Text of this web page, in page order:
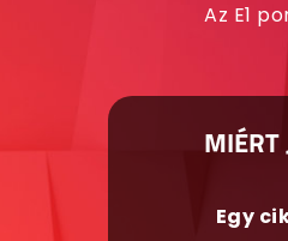
Az E1
MIÉRT
Egy